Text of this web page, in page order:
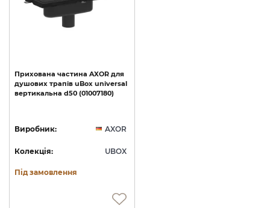
Прихована частина AXOR для
душових трапів uBox universal
вертикальна d50 (01007180)
Виробник: AXOR
Колекція: UBOX
Під замовлення